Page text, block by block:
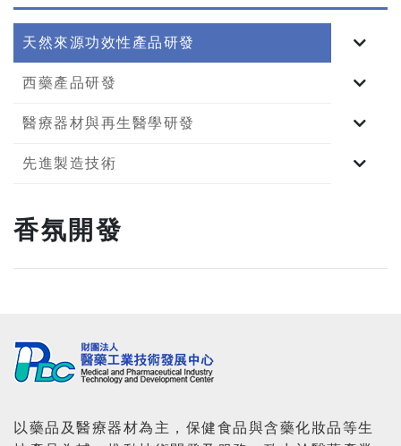
天然來源功效性產品研發
西藥產品研發
醫療器材與再生醫學研發
先進製造技術
香氛開發
以藥品及醫療器材為主，保健食品與含藥化妝品等生